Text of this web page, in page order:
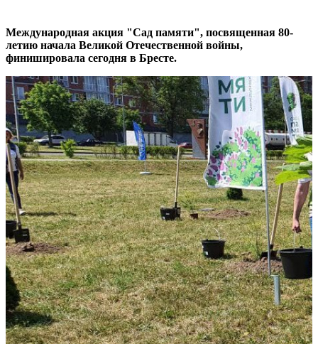
Международная акция "Сад памяти", посвященная 80-
летию начала Великой Отечественной войны,
финишировала сегодня в Бресте.